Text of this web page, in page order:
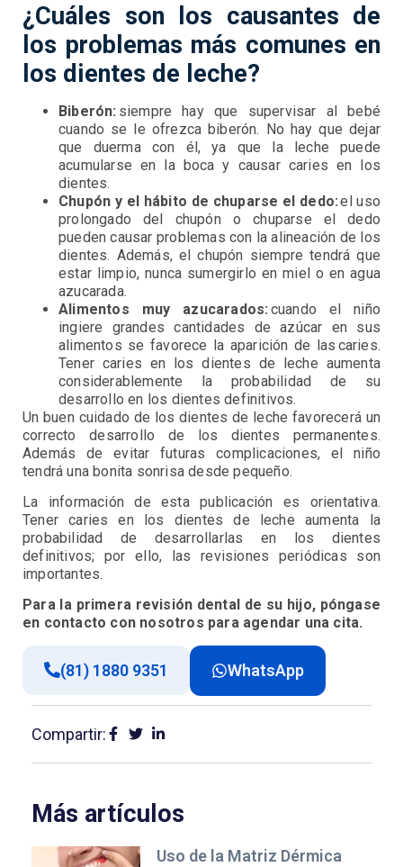
¿Cuáles son los causantes de
los problemas más comunes en
los dientes de leche?
Biberón: siempre hay que supervisar al bebé
cuando se le ofrezca biberón. No hay que dejar
que duerma con él, ya que la leche puede
acumularse en la boca y causar caries en los
dientes.
Chupón y el hábito de chuparse el dedo:el uso
prolongado del chupón o chuparse el dedo
pueden causar problemas con la alineación de los
dientes. Además, el chupón siempre tendrá que
estar limpio, nunca sumergirlo en miel o en agua
azucarada.
Alimentos muy azucarados: cuando el niño
ingiere grandes cantidades de azúcar en sus
alimentos se favorece la aparición de las caries.
Tener caries en los dientes de leche aumenta
considerablemente la probabilidad de su
desarrollo en los dientes definitivos.
Un buen cuidado de los dientes de leche favorecerá un
correcto desarrollo de los dientes permanentes.
Además de evitar futuras complicaciones, el niño
tendrá una bonita sonrisa desde pequeño.
La información de esta publicación es orientativa.
Tener caries en los dientes de leche aumenta la
probabilidad de desarrollarlas en los dientes
definitivos; por ello, las revisiones periódicas son
importantes.
Para la primera revisión dental de su hijo, póngase
en contacto con nosotros para agendar una cita.
(81) 1880 9351 WhatsApp
Compartir:
Más artículos
Uso de la Matriz Dérmica